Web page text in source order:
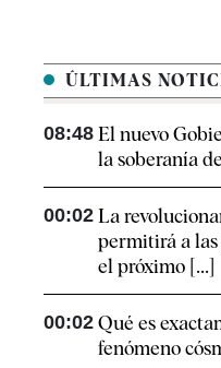
ÚLTIMAS
08:48 El nuevo
la soberanía
00:02 La
permitirá a las
el próximo [...]
00:02 Qué es
fenómeno